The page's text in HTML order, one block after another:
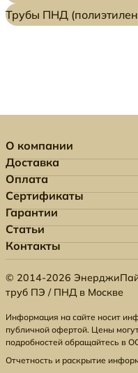
Трубы ПНД
О компании
Доставка
Оплата
Сертификаты
Гарантии
Статьи
Контакты
© 2014-2026
труб ПЭ / ПНД в Москве
Информация на сайте носит
публичной офертой. Цены
подробностей обращайтесь в
Отчетность и раскрытие